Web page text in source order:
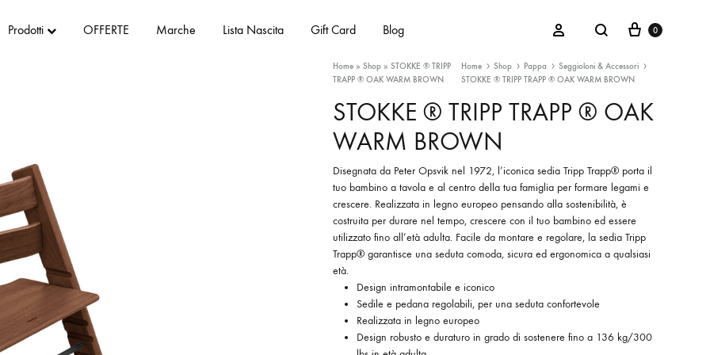
Prodotti OFFERTE Marche Lista Nascita Gift Card Blog Sign inSearch
Maschietti
Femminucce
Unisex
Cart
0
Home» Shop» STOKKE ® TRIPP
TRAPP ® OAK WARM BROWN
Home Shop Pappa
Seggioloni & Accessori
STOKKE ® TRIPP TRAPP ® OAK WARM BROWN
STOKKE ® TRIPP TRAPP ® OAK
WARM BROWN
Disegnata da Peter Opsvik nel 1972, l’iconica sedia Tripp Trapp® porta il
tuo bambino a tavola e al centro della tua famiglia per formare legami e
crescere. Realizzata in legno europeo pensando alla sostenibilità, è
costruita per durare nel tempo, crescere con il tuo bambino ed essere
utilizzato fino all’età adulta. Facile da montare e regolare, la sedia Tripp
Trapp® garantisce una seduta comoda, sicura ed ergonomica a qualsiasi
età.
Design intramontabile e iconico
Sedile e pedana regolabili, per una seduta confortevole
Realizzata in legno europeo
Design robusto e duraturo in grado di sostenere fino a 136 kg/300